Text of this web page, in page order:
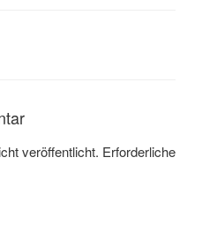
veröffentlicht. Erforderliche